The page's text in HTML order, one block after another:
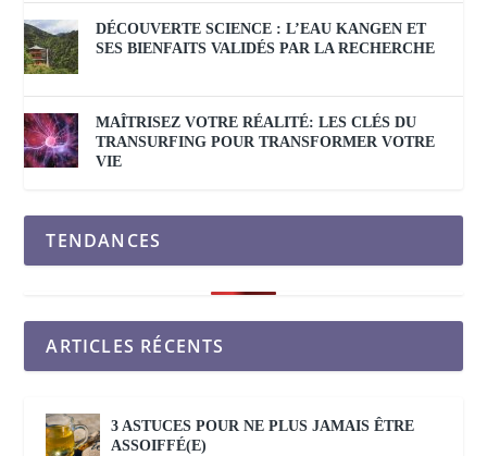
DÉCOUVERTE SCIENCE : L’EAU KANGEN ET
SES BIENFAITS VALIDÉS PAR LA RECHERCHE
MAÎTRISEZ VOTRE RÉALITÉ: LES CLÉS DU
TRANSURFING POUR TRANSFORMER VOTRE
VIE
TENDANCES
ARTICLES RÉCENTS
3 ASTUCES POUR NE PLUS JAMAIS ÊTRE
ASSOIFFÉ(E)